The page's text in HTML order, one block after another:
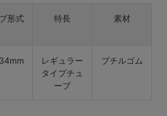
形式 特長 素材
レギュラー
タイプチュ
ーブ
ブチルゴム